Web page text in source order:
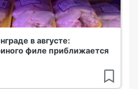
в августе:
филе приближается